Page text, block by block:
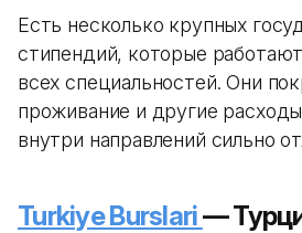
Есть несколько крупных
стипендий, которые
всех специальностей. Они
проживание и другие
внутри направлений сильно
Turkiye Burslari—